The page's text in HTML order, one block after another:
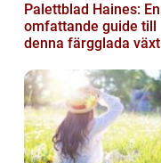
Palettblad Haines: En
omfattande guide till
denna färgglada växt